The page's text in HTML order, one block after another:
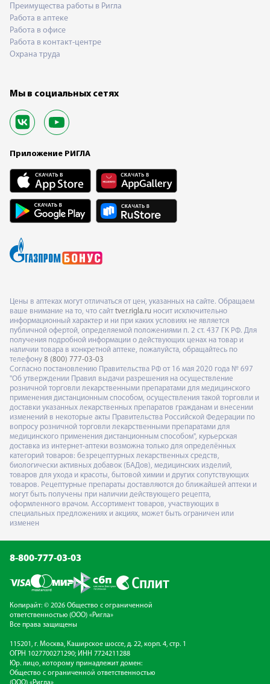
Преимущества работы в Ригла
Работа в аптеке
Работа в офисе
Работа в контакт-центре
Охрана труда
Мы в социальных сетях
Приложение РИГЛА
Цены в аптеках могут отличаться от цен, указанных на сайте. Обращаем
ваше внимание на то, что сайт tver.rigla.ru носит исключительно
информационный характер и ни при каких условиях не является
публичной офертой, определяемой положениями п. 2 ст. 437 ГК РФ. Для
получения подробной информации о действующих ценах на товар и
наличии товара в конкретной аптеке, пожалуйста, обращайтесь по
телефону 8 (800) 777-03-03
Согласно постановлению Правительства РФ от 16 мая 2020 года № 697
"Об утверждении Правил выдачи разрешения на осуществление
розничной торговли лекарственными препаратами для медицинского
применения дистанционным способом, осуществления такой торговли и
доставки указанных лекарственных препаратов гражданам и внесении
изменений в некоторые акты Правительства Российской Федерации по
вопросу розничной торговли лекарственными препаратами для
медицинского применения дистанционным способом", курьерская
доставка из интернет-аптеки возможна только для определённых
категорий товаров: безрецептурных лекарственных средств,
биологически активных добавок (БАДов), медицинских изделий,
товаров для ухода и красоты, бытовой химии и других сопутствующих
товаров. Рецептурные препараты доставляются до ближайшей аптеки и
могут быть получены при наличии действующего рецепта,
оформленного врачом. Ассортимент товаров, участвующих в
специальных предложениях и акциях, может быть ограничен или
изменен
8-800-777-03-03
Копирайт: © 2026 Общество с ограниченной
ответственностью (ООО) «Ригла»
Все права защищены
115201, г. Москва, Каширское шоссе, д. 22, корп. 4, стр. 1
ОГРН 1027700271290; ИНН 7724211288
Юр. лицо, которому принадлежит домен:
Общество с ограниченной ответственностью